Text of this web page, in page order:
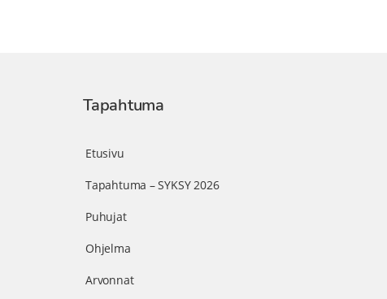
Tapahtuma
Etusivu
Tapahtuma – SYKSY 2026
Puhujat
Ohjelma
Arvonnat